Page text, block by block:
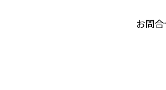
お問